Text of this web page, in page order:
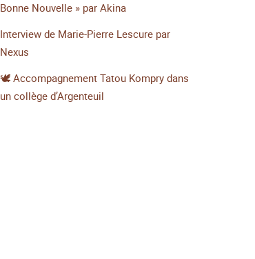
Bonne Nouvelle » par Akina
Interview de Marie-Pierre Lescure par
Nexus
🕊️ Accompagnement Tatou Kompry dans
un collège d’Argenteuil